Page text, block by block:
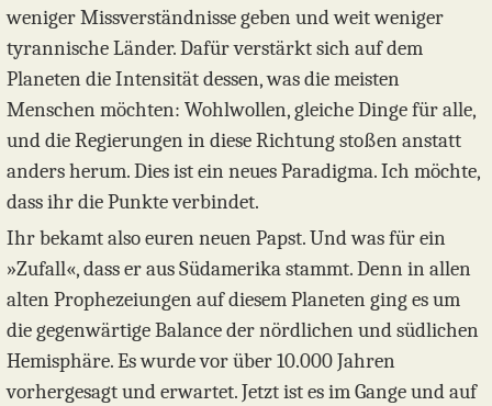
weniger Missverständnisse geben und weit weniger
tyrannische Länder. Dafür verstärkt sich auf dem
Planeten die Intensität dessen, was die meisten
Menschen möchten: Wohlwollen, gleiche Dinge für alle,
und die Regierungen in diese Richtung stoßen anstatt
anders herum. Dies ist ein neues Paradigma. Ich möchte,
dass ihr die Punkte verbindet.
Ihr bekamt also euren neuen Papst. Und was für ein
»Zufall«, dass er aus Südamerika stammt. Denn in allen
alten Prophezeiungen auf diesem Planeten ging es um
die gegenwärtige Balance der nördlichen und südlichen
Hemisphäre. Es wurde vor über 10.000 Jahren
vorhergesagt und erwartet. Jetzt ist es im Gange und auf